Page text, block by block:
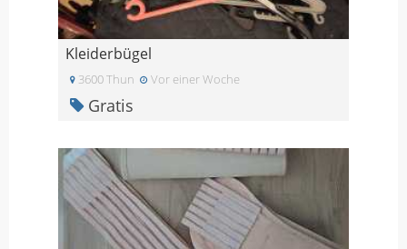
Kleiderbügel
3600 Thun Vor einer Woche
Gratis